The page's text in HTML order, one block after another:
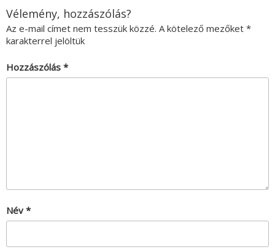
Vélemény, hozzászólás?
Az e-mail címet nem tesszük közzé. A kötelező mezőket *
karakterrel jelöltük
Hozzászólás *
Név *